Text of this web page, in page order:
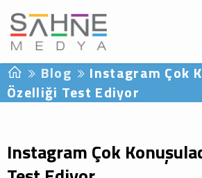
Blog
Instagram Çok
Özelliği Test Ediyor
Instagram Çok